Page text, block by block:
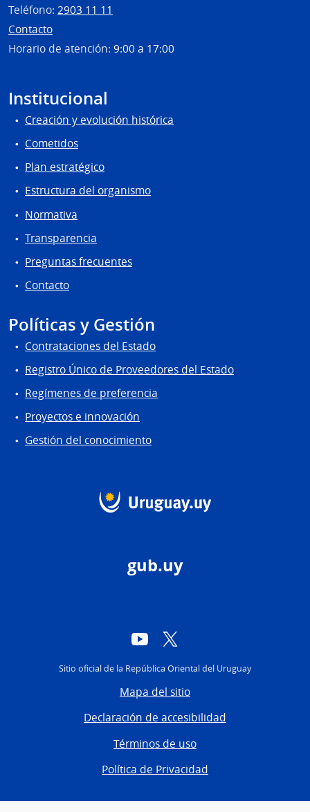
Teléfono: 2903 11 11
Contacto
Horario de atención: 9:00 a 17:00
Institucional
Creación y evolución histórica
Cometidos
Plan estratégico
Estructura del organismo
Normativa
Transparencia
Preguntas frecuentes
Contacto
Políticas y Gestión
Contrataciones del Estado
Registro Único de Proveedores del Estado
Regímenes de preferencia
Proyectos e innovación
Gestión del conocimiento
gub.uy
YouTube
Sitio oficial de la República Oriental del Uruguay
Mapa del sitio
Declaración de accesibilidad
Términos de uso
Política de Privacidad